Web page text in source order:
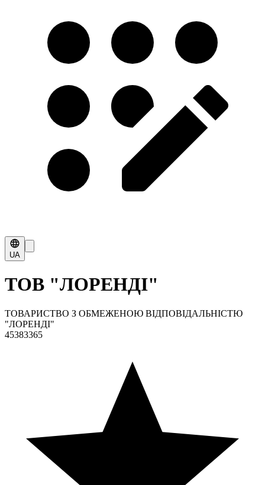
UA
ТОВ "ЛОРЕНДІ"
ТОВАРИСТВО З ОБМЕЖЕНОЮ ВІДПОВІДАЛЬНІСТЮ
"ЛОРЕНДІ"
45383365